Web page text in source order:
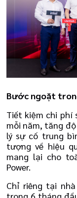
Bước ngoặt
Tiết kiệm chi phí
mỗi năm, tăng
lý sự cố trung
tượng về hiệu
mang lại cho
Power.
Chỉ riêng tại